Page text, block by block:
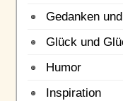
Gedanken
Glück und
Humor
Inspiration